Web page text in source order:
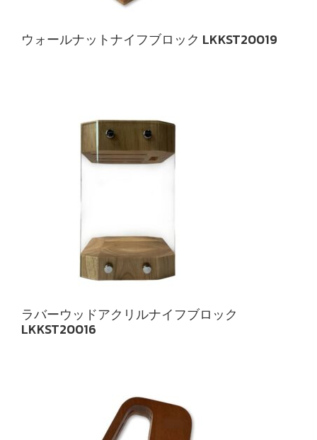
ウォールナットナイフブロック LKKST20019
ラバーウッドアクリルナイフブロック
LKKST20016